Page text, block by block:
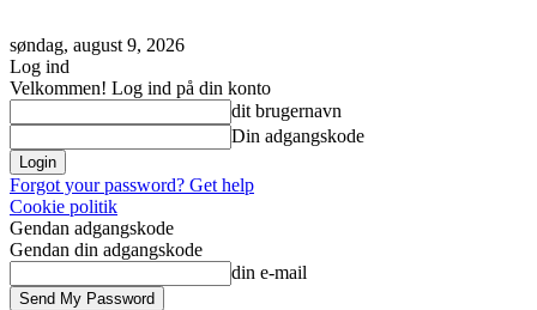
søndag, august 9, 2026
Log ind
Velkommen! Log ind på din konto
dit brugernavn
Din adgangskode
Forgot your password? Get help
Cookie politik
Gendan adgangskode
Gendan din adgangskode
din e-mail